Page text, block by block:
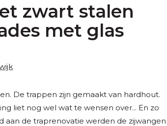
zwart stalen
met glas
De trappen zijn gemaakt van hardhout.
liet nog wel wat te wensen over... En zo
aan de traprenovatie werden de zijwangen